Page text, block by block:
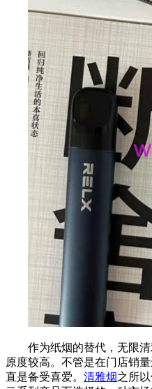
作为纸烟的替代，无限
原度较高。不管是在门店销
直是备受喜爱。 清雅烟之所